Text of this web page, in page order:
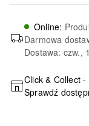
Online:
Darmowa
Dostawa: czw.,
Click & Collect
Sprawdź